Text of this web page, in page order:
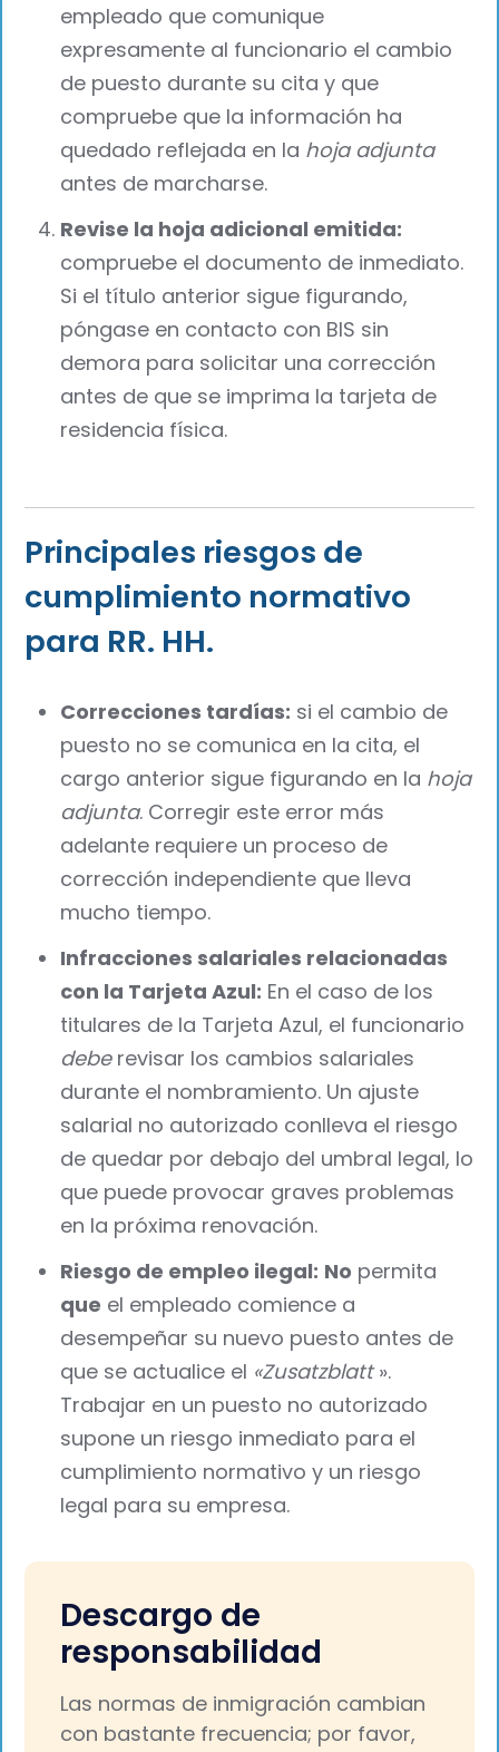
empleado que comunique
expresamente al funcionario el cambio
de puesto durante su cita y que
compruebe que la información ha
quedado reflejada en la hoja adjunta
antes de marcharse.
Revise la hoja adicional emitida:
compruebe el documento de inmediato.
Si el título anterior sigue figurando,
póngase en contacto con BIS sin
demora para solicitar una corrección
antes de que se imprima la tarjeta de
residencia física.
Principales riesgos de
cumplimiento normativo
para RR. HH.
Correcciones tardías: si el cambio de
puesto no se comunica en la cita, el
cargo anterior sigue figurando en la hoja
adjunta. Corregir este error más
adelante requiere un proceso de
corrección independiente que lleva
mucho tiempo.
Infracciones salariales relacionadas
con la Tarjeta Azul: En el caso de los
titulares de la Tarjeta Azul, el funcionario
deberevisar los cambios salariales
durante el nombramiento. Un ajuste
salarial no autorizado conlleva el riesgo
de quedar por debajo del umbral legal, lo
que puede provocar graves problemas
en la próxima renovación.
Riesgo de empleo ilegal: No permita
que el empleado comience a
desempeñar su nuevo puesto antes de
que se actualice el «Zusatzblatt».
Trabajar en un puesto no autorizado
supone un riesgo inmediato para el
cumplimiento normativo y un riesgo
legal para su empresa.
Descargo de
responsabilidad
Las normas de inmigración cambian
con bastante frecuencia; por favor,